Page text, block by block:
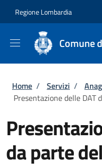
Regione Lombardia
Comune
Briciole di
Home / Servizi /
Presentazione delle DAT
da parte